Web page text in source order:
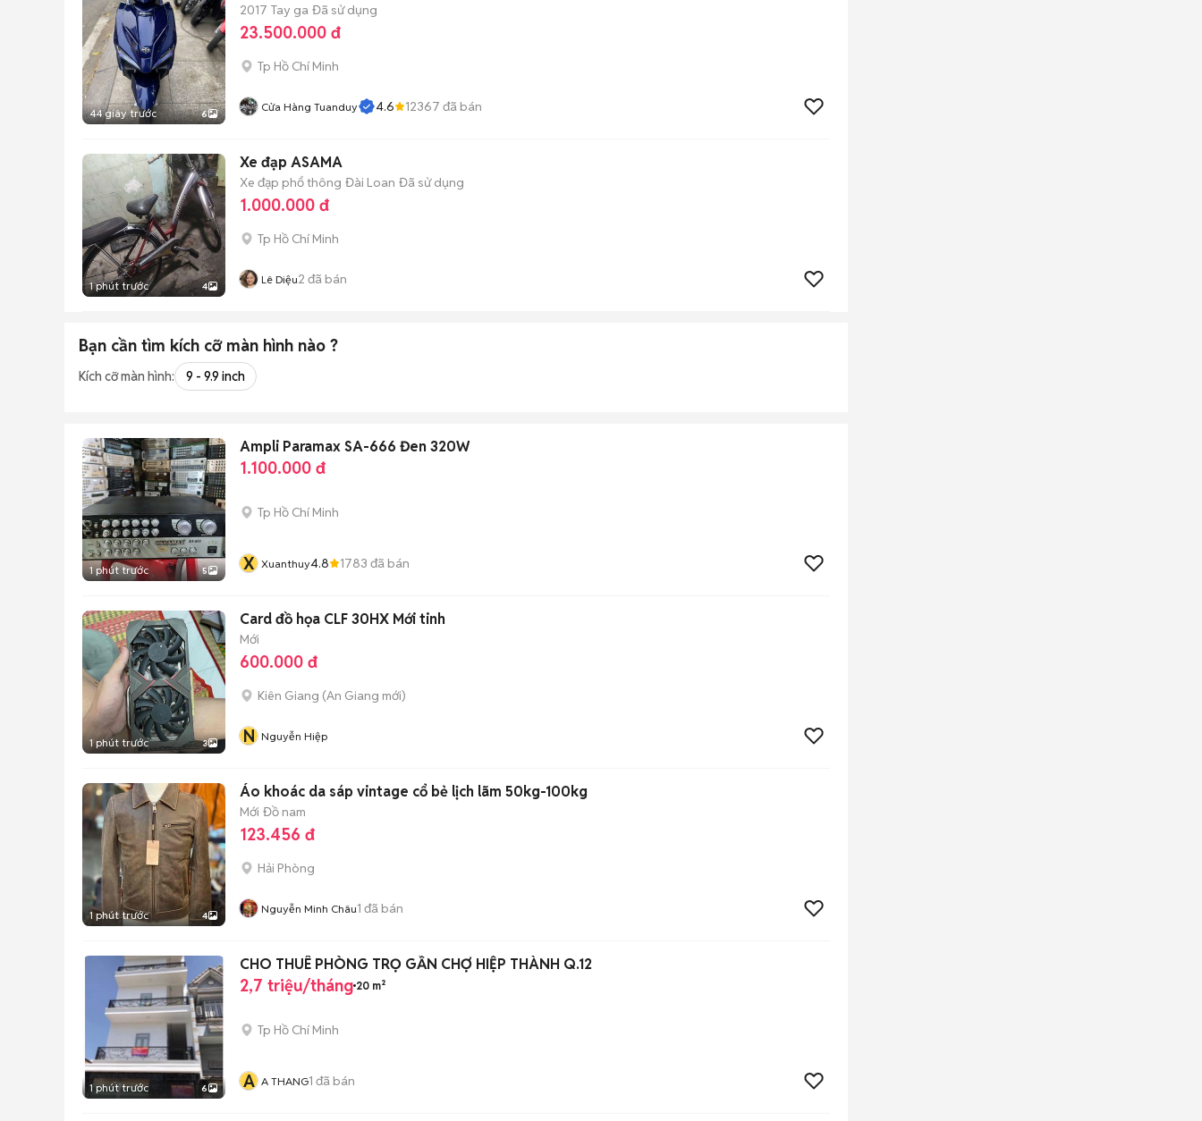
44 giây trước 6
2017 Tay ga Đã sử dụng
23.500.000 đ
Tp Hồ Chí Minh
Cửa Hàng Tuanduy 4.6 12367 đã bán
1 phút trước 4
Xe đạp ASAMA
Xe đạp phổ thông Đài Loan Đã sử dụng
1.000.000 đ
Tp Hồ Chí Minh
Lê Diệu2 đã bán
Bạn cần tìm kích cỡ màn hình nào ?
Kích cỡ màn hình: 9 - 9.9 inch
1 phút trước 5
Ampli Paramax SA-666 Đen 320W
1.100.000 đ
Tp Hồ Chí Minh
X Xuanthuy4.8 1783 đã bán
1 phút trước 3
Card đồ họa CLF 30HX Mới tinh
Mới
600.000 đ
Kiên Giang (An Giang mới)
N Nguyễn Hiệp
1 phút trước 4
Áo khoác da sáp vintage cổ bẻ lịch lãm 50kg-100kg
Mới Đồ nam
123.456 đ
Hải Phòng
Nguyễn Minh Châu1 đã bán
1 phút trước 6
CHO THUÊ PHÒNG TRỌ GẦN CHỢ HIỆP THÀNH Q.12
2,7 triệu/tháng 20 m²
Tp Hồ Chí Minh
A A THANG1 đã bán